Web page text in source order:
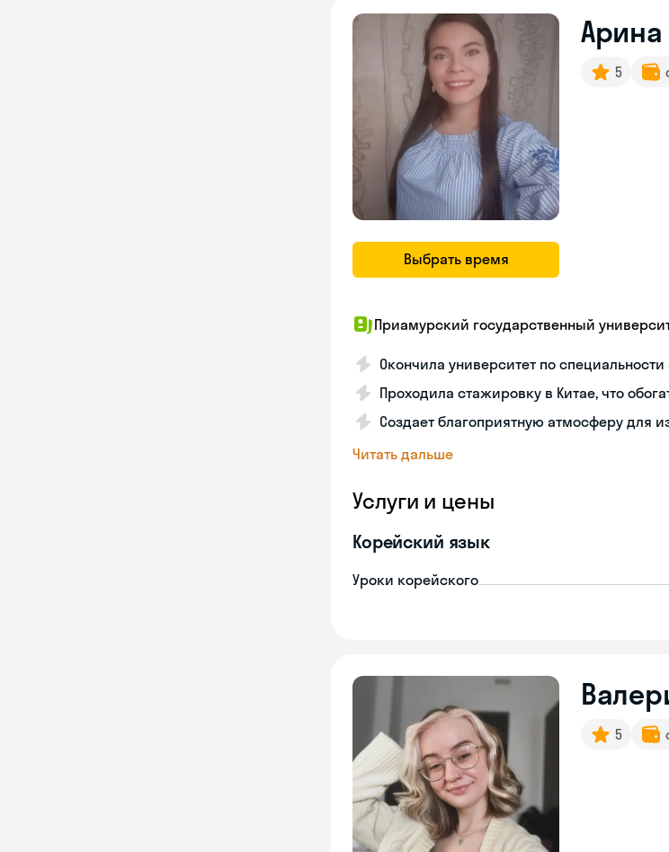
Выбрать время
Арина
5
Приамурский государственный
Окончила университет по
Проходила стажировку в Китае, что
Создает благоприятную атмосферу для
Читать дальше
Услуги и цены
Корейский язык
Уроки корейского
5